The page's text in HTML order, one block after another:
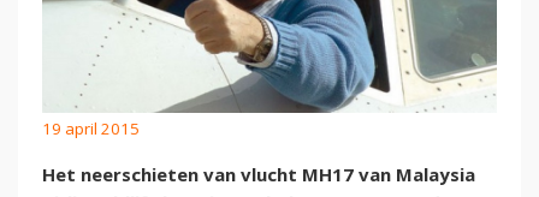
19 april 2015
Het neerschieten van vlucht MH17 van Malaysia